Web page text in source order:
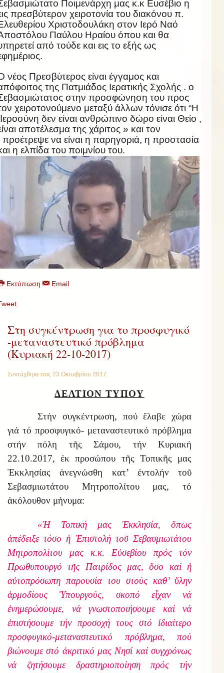
Ποιμενάρχη μας κ.κ Ευσέβιο η
πρεσβύτερον χειροτονία του διακόνου π.
Χριστοδουλάκη στον Ιερό Ναό
Παύλου Ηραίου όπου και θα
από τούδε και εις το εξής ως
νέος Πρεσβύτερος είναι έγγαμος και
της Πατμιάδος Ιερατικής Σχολής . ο
στην προσφώνηση του προς
χειροτονούμενο μεταξύ άλλων τόνισε ότι “H
δεν είναι ανθρώπινο δώρο είναι Θείο ,
αποτέλεσμα της χάριτος » και τον
να είναι η παρηγοριά, η προστασία
η ελπίδα του ποιμνίου του.
Εκτύπωση Email
Στη συγκέντρωση για το προσφυγικό
-μεταναστευτικό πρόβλημα
(Κυριακή 22-10-2017)
Συντάχθηκε στις 23 Οκτωβρίου 2017.
ΔΕΛΤΙΟΝ ΤΥΠΟΥ
Στήν συγκέντρωση, πού ἔλαβε χώρα
γιά τό προσφυγικό- μεταναστευτικό πρόβλημα
στήν πόλη τῆς Σάμου, τήν Κυριακή
22.10.2017, ἐκ προσώπου τῆς Τοπικῆς μας
Ἐκκλησίας ἀνεγνώσθη κατ’ ἐντολήν τοῦ
Σεβασμιωτάτου Μητροπολίτου μας, τό
ἀκόλουθον μήνυμα:
«Ἡ Τοπική μας Ἐκκλησία, ὅπως
ἀπέδειξε τόσο ἡ Ἐπιστολή τοῦ Σεβασμιωτάτου
Μητροπολίτου μας κ.κ. Εὐσεβίου πρός τόν
Πρωθυπουργό τῆς Πατρίδος μας, ὅσο καί ἡ
αὐτοπρόσωπη παρουσία του στούς καθ’ ὕλην
ἁρμοδίους Ὑπουργούς, σκοπό εἶχαν νά
ἐνημερώσουμε, νά γνωστοποιήσουμε καί νά
ἐπιστήσουμε τήν προσοχή τους στό ἰδιαίτερο
προσφυγικό-μεταναστευτικό πρόβλημα, πού
βιώνουμε στό ἀκριτικό μας Νησί καί συγχρόνως
νά ζητήσουμε δραστηριοποίηση πρός τήν